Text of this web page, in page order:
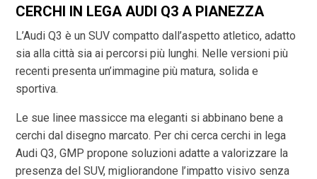
CERCHI IN LEGA AUDI Q3 A PIANEZZA
L’Audi Q3 è un SUV compatto dall’aspetto atletico, adatto
sia alla città sia ai percorsi più lunghi. Nelle versioni più
recenti presenta un’immagine più matura, solida e
sportiva.
Le sue linee massicce ma eleganti si abbinano bene a
cerchi dal disegno marcato. Per chi cerca cerchi in lega
Audi Q3, GMP propone soluzioni adatte a valorizzare la
presenza del SUV, migliorandone l’impatto visivo senza